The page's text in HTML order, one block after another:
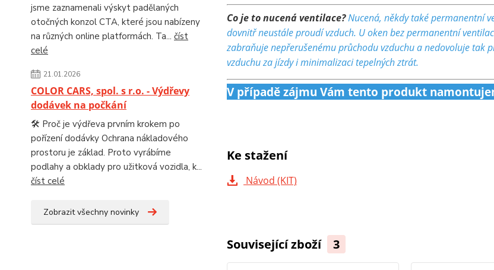
jsme zaznamenali výskyt padělaných
otočných konzol CTA, které jsou nabízeny
na různých online platformách. Ta... číst
celé
21.01.2026
COLOR CARS, spol. s r.o. - Výdřevy
dodávek na počkání
🛠️ Proč je výdřeva prvním krokem po
pořízení dodávky Ochrana nákladového
prostoru je základ. Proto vyrábíme
podlahy a obklady pro užitková vozidla, k...
číst celé
Zobrazit všechny novinky
Co je to nucená ventilace?Nucená, někdy také permanentní
dovnitř neustále proudí vzduch. U oken bez permanentní
zabraňuje nepřerušenému průchodu vzduchu a nedovoluje
vzduchu za jízdy i minimalizaci tepelných ztrát.
V případě zájmu Vám tento produkt
Ke stažení
Návod (KIT)
Související zboží 3